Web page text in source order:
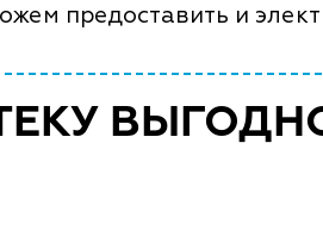
предоставить и